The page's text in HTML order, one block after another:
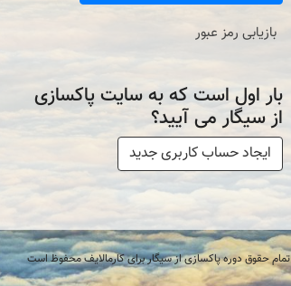
بازیابی رمز عبور
بار اول است که به سایت پاکسازی
از سیگار می آیید؟
ایجاد حساب کاربری جدید
تمام حقوق دوره پاکسازی از سیگار برای کارمالایف محفوظ است